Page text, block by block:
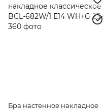
Бра настенное накладное